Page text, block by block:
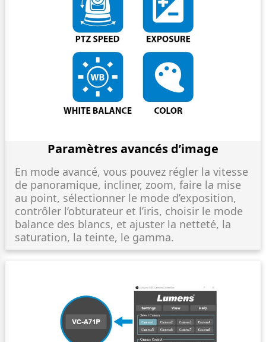
Paramètres avancés d’image
En mode avancé, vous pouvez régler la vitesse
de panoramique, incliner, zoom, faire la mise
au point, sélectionner le mode d’exposition,
contrôler l’obturateur et l’iris, choisir le mode
balance des blancs, et ajuster la netteté, la
saturation, la teinte, le gamma.